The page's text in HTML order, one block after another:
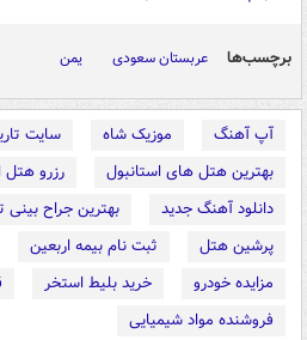
برچسب‌ها عربستان سعودی یمن
آپ آهنگ موزیک شاه
سایت
بهترین هتل های استانبول
رزرو هتل
دانلود آهنگ جدید
بهترین جراح بینی
پرشین هتل
ثبت نام بیمه اربعین
مزایده خودرو
خرید بلیط استخر
فروشنده مواد شیمیایی